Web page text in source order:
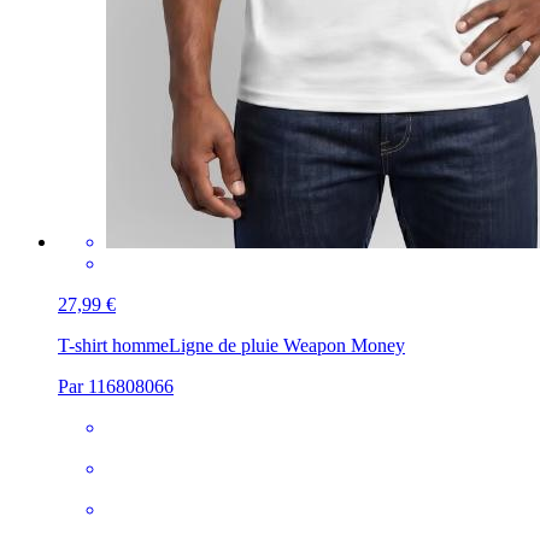
27,99 €
T-shirt hommeLigne de pluie Weapon Money
Par 116808066